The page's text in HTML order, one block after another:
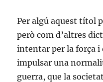
Per algú aquest títol
però com d’altres
intentar per la força i
impulsar una
guerra, que la